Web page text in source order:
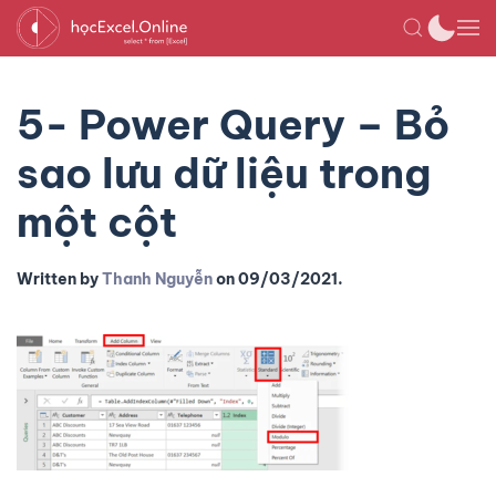
5- Power Query – Bỏ
sao lưu dữ liệu trong
một cột
Written byThanh Nguyễnon09/03/2021.